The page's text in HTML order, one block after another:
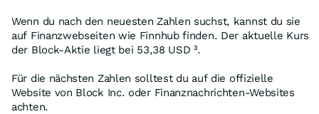
Wenn du nach den neuesten Zahlen suchst, kannst du sie
auf Finanzwebseiten wie Finnhub finden. Der aktuelle Kurs
der Block-Aktie liegt bei 53,38 USD ³.
Für die nächsten Zahlen solltest du auf die offizielle
Website von Block Inc. oder Finanznachrichten-Websites
achten.